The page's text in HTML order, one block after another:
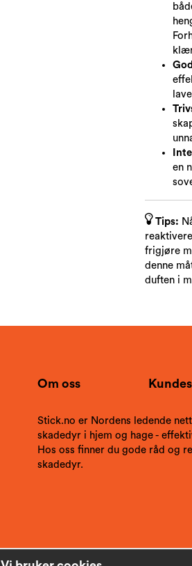
en
Tips:
frigjøre
denne
duften i
Om oss
Stick.no er Nordens ledende
skadedyr i hjem og hage -
Hos oss finner du gode råd og
skadedyr.